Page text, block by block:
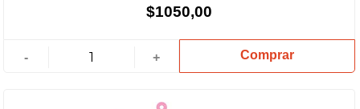
$1050,00
- + Comprar